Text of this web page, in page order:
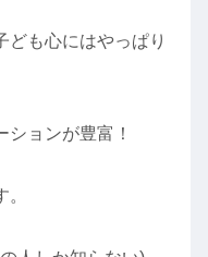
ども心にはやっぱり
ョンが豊富！